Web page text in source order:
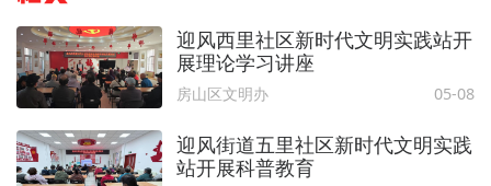
迎风西里社区新时代文明实践站开
展理论学习讲座
房山区文明办 05-08
迎风街道五里社区新时代文明实践
站开展科普教育